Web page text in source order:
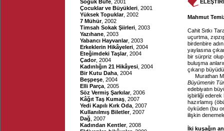
Soğuk Büfe , 2001
Çocuklar ve Büyükleri , 2001
Yüksek Topuklar, 2002
7 Mühür, 2002
Timsah Sokak Şiirleri , 2003
Yazıhane , 2003
Yabancı Hayvanlar, 2003
Erkeklerin Hikâyeleri , 2004
Eteğimdeki Taşlar, 2004
Çador, 2004
Kadınlığın 21 Hikâyesi , 2004
Bir Kutu Daha , 2004
Beşpeşe , 2004
Elli Parça , 2005
Söz Vermiş Şarkılar, 2006
Kâğıt Taş Kumaş , 2007
Yedi Kapılı Kırk Oda , 2007
Kullanılmış Biletler, 2007
Dağ , 2007
Kadından Kentler, 2008
Mahmut
Cahit Sıtkı
uçurtma,
birdenbire
yaylasına
bir sürpriz olup
buluşma
çıkarıp
Murathan
Büyümenin
edebiyatın
işbirliği ederek
hazırlamış
öyküden (bu
ilişkin
İki kuşağın